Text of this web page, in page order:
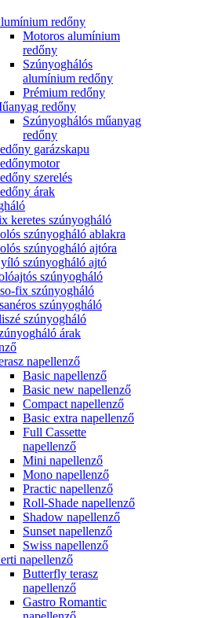
redőny
Motoros alumínium
redőny
Szúnyoghálós
alumínium redőny
Prémium redőny
redőny
Szúnyoghálós műanyag
redőny
garázskapu
szerelés
árak
keretes szúnyogháló
szúnyogháló ablakra
szúnyogháló ajtóra
szúnyogháló ajtó
szúnyogháló
fix szúnyogháló
szúnyogháló
szúnyogháló
árak
napellenző
Basic napellenző
Basic new napellenző
Compact napellenző
Basic extra napellenző
Full Cassette
napellenző
Mini napellenző
Mono napellenző
Practic napellenző
Roll-Shade napellenző
Shadow napellenző
Sunset napellenző
Swiss napellenző
napellenző
Butterfly terasz
napellenző
Gastro Romantic